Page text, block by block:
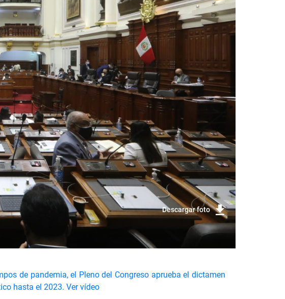
Descargar foto
de pandemia, el Pleno del Congreso aprueba el dictamen
hasta el 2023. Ver vídeo